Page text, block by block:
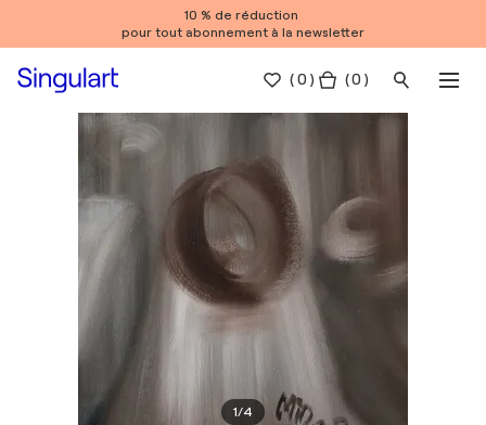
10 % de réduction
pour tout abonnement à la newsletter
(0 ) ( 0 )
1/4